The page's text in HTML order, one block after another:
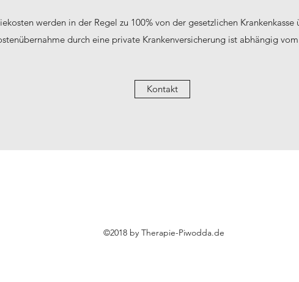
werden in der Regel zu 100% von der gesetzlichen
durch eine private Krankenversicherung ist abhängig
Kontakt
©2018 by Therapie-Piwodda.de